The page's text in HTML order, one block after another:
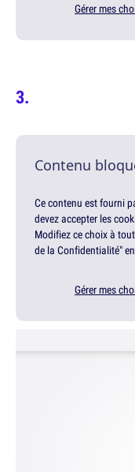
Gérer mes
Contenu
Ce contenu est fourni
devez accepter les
Modifiez ce choix à
de la Confidentialité"
Gérer mes